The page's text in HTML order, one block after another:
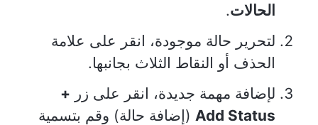
الحالات.
لتحرير حالة موجودة، انقر على علامة
الحذف أو النقاط الثلاث بجانبها.
لإضافة مهمة جديدة، انقر على زر +
Add Status (إضافة حالة) وقم بتسمية